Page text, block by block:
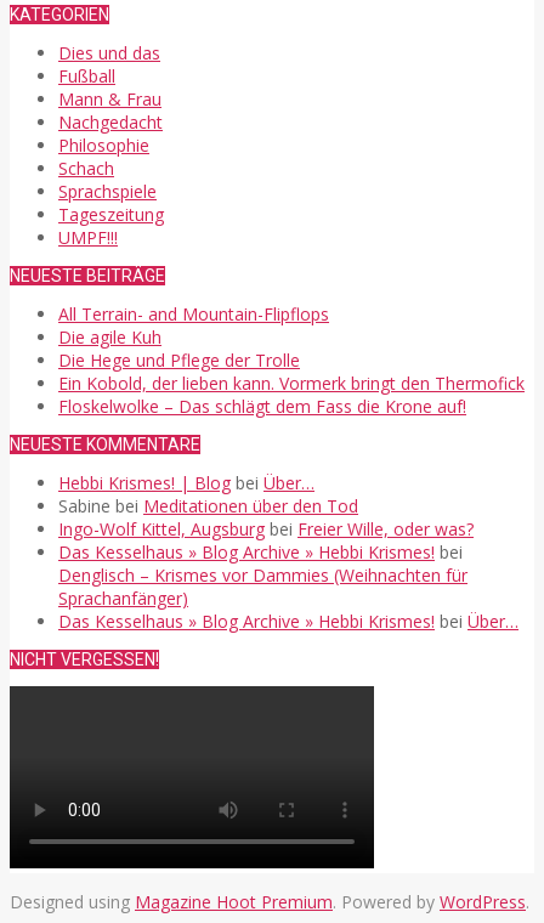
KATEGORIEN
Dies und das
Fußball
Mann & Frau
Nachgedacht
Philosophie
Schach
Sprachspiele
Tageszeitung
UMPF!!!
NEUESTE BEITRÄGE
All Terrain- and Mountain-Flipflops
Die agile Kuh
Die Hege und Pflege der Trolle
Ein Kobold, der lieben kann. Vormerk bringt den Thermofick
Floskelwolke – Das schlägt dem Fass die Krone auf!
NEUESTE KOMMENTARE
Hebbi Krismes! | Blog bei Über…
Sabine bei Meditationen über den Tod
Ingo-Wolf Kittel, Augsburg bei Freier Wille, oder was?
Das Kesselhaus » Blog Archive » Hebbi Krismes! bei
Denglisch – Krismes vor Dammies (Weihnachten für
Sprachanfänger)
Das Kesselhaus » Blog Archive » Hebbi Krismes! bei Über…
NICHT VERGESSEN!
Designed using Magazine Hoot Premium. Powered by WordPress.